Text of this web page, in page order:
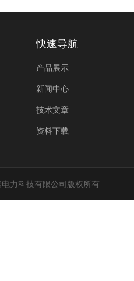
快速导航
产品展示
新闻中心
技术文章
资料下载
力科技有限公司版权所有